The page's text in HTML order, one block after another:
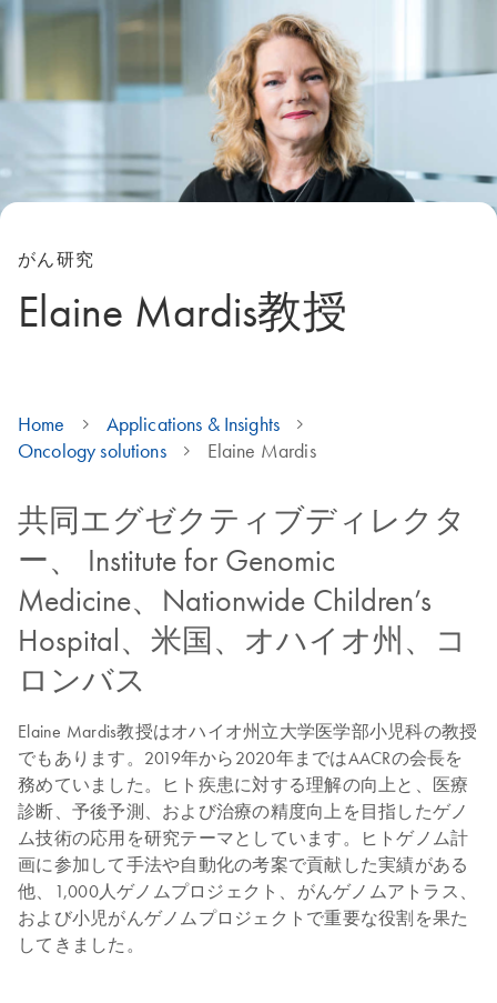
がん研究
Elaine Mardis教授
Home
Applications & Insights
Oncology solutions
Elaine Mardis
共同エグゼクティブディレクタ
ー、 Institute for Genomic
Medicine、Nationwide Children’s
Hospital、米国、オハイオ州、コ
ロンバス
Elaine Mardis教授はオハイオ州立大学医学部小児科の教授
でもあります。2019年から2020年まではAACRの会長を
務めていました。ヒト疾患に対する理解の向上と、医療
診断、予後予測、および治療の精度向上を目指したゲノ
ム技術の応用を研究テーマとしています。ヒトゲノム計
画に参加して手法や自動化の考案で貢献した実績がある
他、1,000人ゲノムプロジェクト、がんゲノムアトラス、
および小児がんゲノムプロジェクトで重要な役割を果た
してきました。